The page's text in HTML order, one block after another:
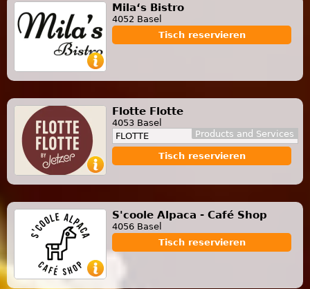
Mila‘s Bistro
4052 Basel
Tisch reservieren
Flotte Flotte
4053 Basel
Products and Services
FLOTTE
Tisch reservieren
S'coole Alpaca - Café Shop
4056 Basel
Tisch reservieren